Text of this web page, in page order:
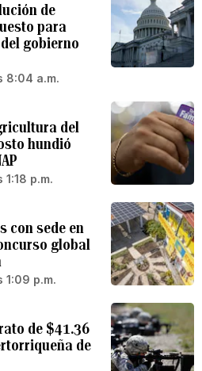
de
para
gobierno
8:04 a.m.
del
hundió
p.m.
con sede en
global
1:09 p.m.
de $41.36
de